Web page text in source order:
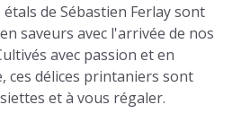
étals de Sébastien Ferlay sont
saveurs avec l'arrivée de nos
avec passion et en
ces délices printaniers sont
et à vous régaler.